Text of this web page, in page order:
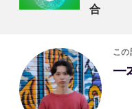
合
こ
一